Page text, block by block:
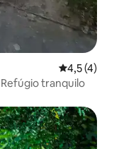
4,5 de
4,5 (4)
Refúgio tranquilo